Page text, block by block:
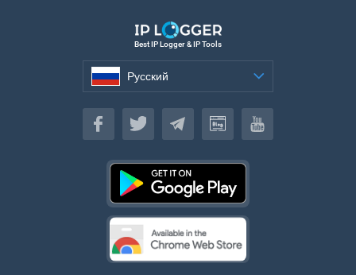
Best IP Logger & IP Tools
Русский
Русский